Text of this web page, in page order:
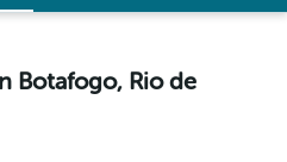
Botafogo, Rio de